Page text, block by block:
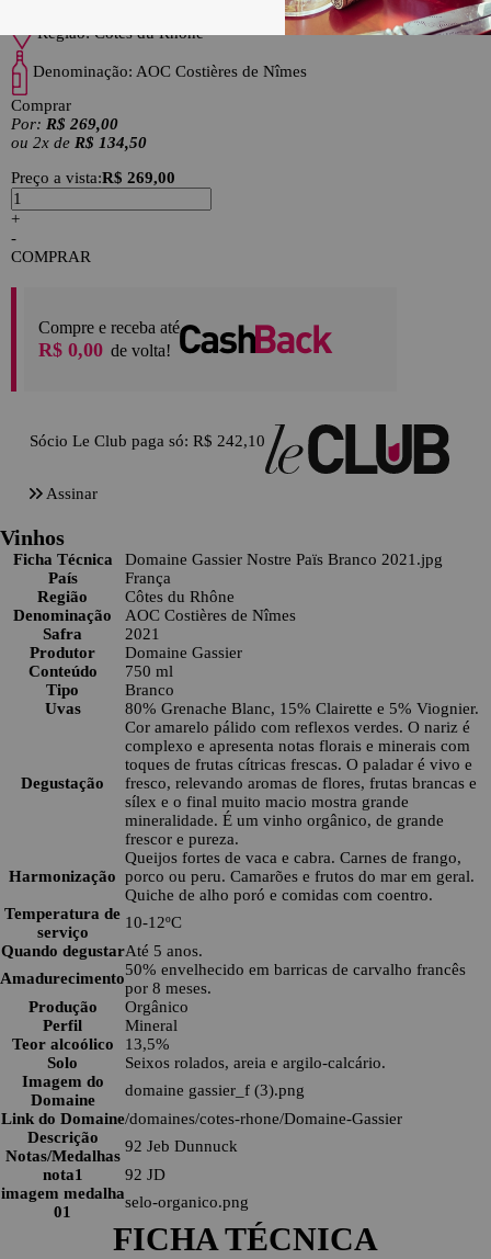
Região:Côtes du Rhône
Denominação: AOC Costières de Nîmes
Comprar
Por: R$ 269,00
ou 2x de R$ 134,50
Preço a vista:R$ 269,00
+
-
COMPRAR
Compre e receba até
R$ 0,00 de volta!
Sócio Le Club paga só: R$ 242,10
Assinar
Vinhos
Ficha Técnica
Domaine Gassier Nostre Païs Branco 2021.jpg
País
França
Região
Côtes du Rhône
Denominação
AOC Costières de Nîmes
Safra
2021
Produtor
Domaine Gassier
Conteúdo
750 ml
Tipo
Branco
Uvas
80% Grenache Blanc, 15% Clairette e 5% Viognier.
Degustação
Cor amarelo pálido com reflexos verdes. O nariz é
complexo e apresenta notas florais e minerais com
toques de frutas cítricas frescas. O paladar é vivo e
fresco, relevando aromas de flores, frutas brancas e
sílex e o final muito macio mostra grande
mineralidade. É um vinho orgânico, de grande
frescor e pureza.
Harmonização
Queijos fortes de vaca e cabra. Carnes de frango,
porco ou peru. Camarões e frutos do mar em geral.
Quiche de alho poró e comidas com coentro.
Temperatura de
serviço
10-12ºC
Quando degustarAté 5 anos.
Amadurecimento50% envelhecido em barricas de carvalho francês
por 8 meses.
Produção
Orgânico
Perfil
Mineral
Teor alcoólico
13,5%
Solo
Seixos rolados, areia e argilo-calcário.
Imagem do
Domaine
domaine gassier_f (3).png
Link do Domaine/domaines/cotes-rhone/Domaine-Gassier
Descrição
Notas/Medalhas
92 Jeb Dunnuck
nota1
92 JD
imagem medalha
01
selo-organico.png
FICHA TÉCNICA